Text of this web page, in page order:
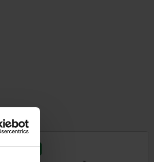
04627-05